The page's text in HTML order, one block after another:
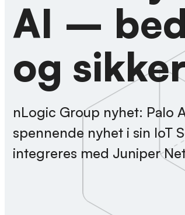
AI –
og
nLogic Group nyhet: Palo
spennende nyhet i sin IoT
integreres med Juniper